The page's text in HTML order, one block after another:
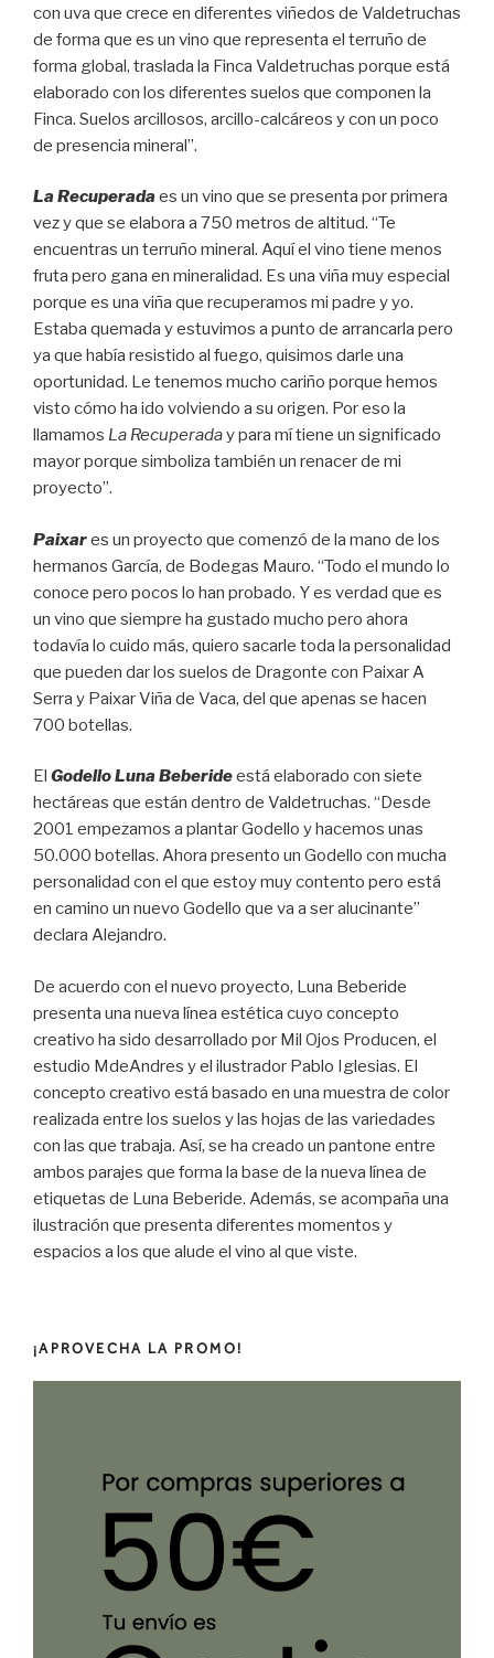
con uva que crece en diferentes viñedos de Valdetruchas
de forma que es un vino que representa el terruño de
forma global, traslada la Finca Valdetruchas porque está
elaborado con los diferentes suelos que componen la
Finca. Suelos arcillosos, arcillo-calcáreos y con un poco
de presencia mineral”.
La Recuperada es un vino que se presenta por primera
vez y que se elabora a 750 metros de altitud. “Te
encuentras un terruño mineral. Aquí el vino tiene menos
fruta pero gana en mineralidad. Es una viña muy especial
porque es una viña que recuperamos mi padre y yo.
Estaba quemada y estuvimos a punto de arrancarla pero
ya que había resistido al fuego, quisimos darle una
oportunidad. Le tenemos mucho cariño porque hemos
visto cómo ha ido volviendo a su origen. Por eso la
llamamos La Recuperaday para mí tiene un significado
mayor porque simboliza también un renacer de mi
proyecto”.
Paixares un proyecto que comenzó de la mano de los
hermanos García, de Bodegas Mauro. “Todo el mundo lo
conoce pero pocos lo han probado. Y es verdad que es
un vino que siempre ha gustado mucho pero ahora
todavía lo cuido más, quiero sacarle toda la personalidad
que pueden dar los suelos de Dragonte con Paixar A
Serra y Paixar Viña de Vaca, del que apenas se hacen
700 botellas.
El Godello Luna Beberideestá elaborado con siete
hectáreas que están dentro de Valdetruchas. “Desde
2001 empezamos a plantar Godello y hacemos unas
50.000 botellas. Ahora presento un Godello con mucha
personalidad con el que estoy muy contento pero está
en camino un nuevo Godello que va a ser alucinante”
declara Alejandro.
De acuerdo con el nuevo proyecto, Luna Beberide
presenta una nueva línea estética cuyo concepto
creativo ha sido desarrollado por Mil Ojos Producen, el
estudio MdeAndres y el ilustrador Pablo Iglesias. El
concepto creativo está basado en una muestra de color
realizada entre los suelos y las hojas de las variedades
con las que trabaja. Así, se ha creado un pantone entre
ambos parajes que forma la base de la nueva línea de
etiquetas de Luna Beberide. Además, se acompaña una
ilustración que presenta diferentes momentos y
espacios a los que alude el vino al que viste.
¡APROVECHA LA PROMO!